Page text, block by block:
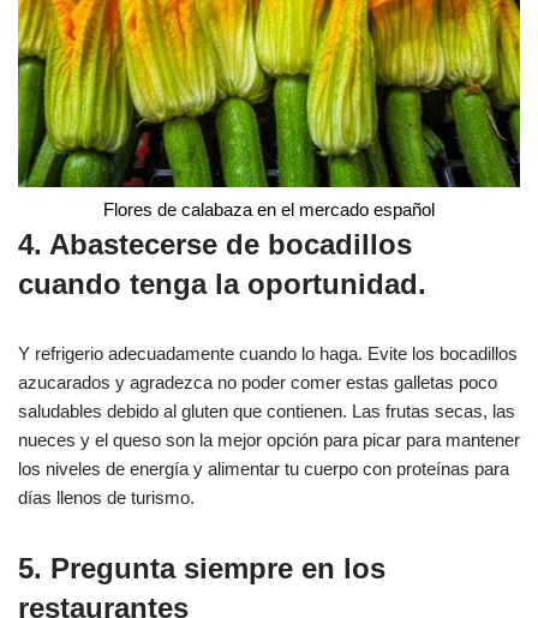
Flores de calabaza en el mercado español
4. Abastecerse de bocadillos
cuando tenga la oportunidad.
Y refrigerio adecuadamente cuando lo haga. Evite los bocadillos
azucarados y agradezca no poder comer estas galletas poco
saludables debido al gluten que contienen. Las frutas secas, las
nueces y el queso son la mejor opción para picar para mantener
los niveles de energía y alimentar tu cuerpo con proteínas para
días llenos de turismo.
5. Pregunta siempre en los
restaurantes